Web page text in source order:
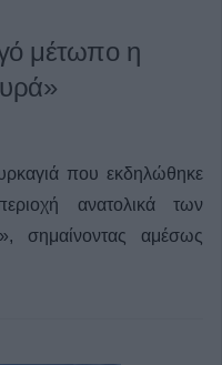
μέτωπο η
που εκδηλώθηκε
ανατολικά των
σημαίνοντας αμέσως